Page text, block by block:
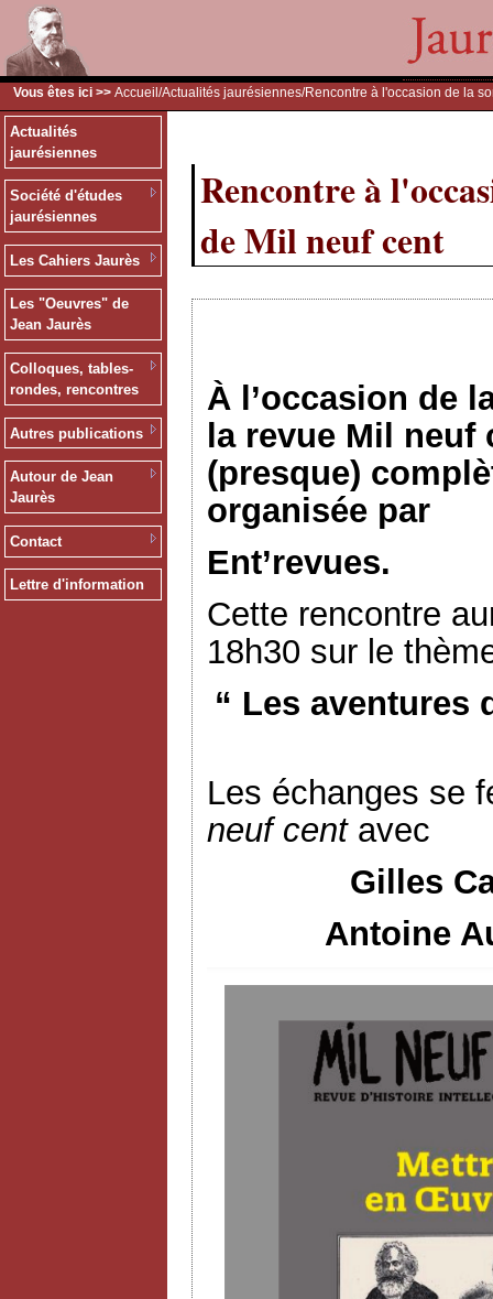
Vous êtes ici >> Accueil /Actualités jaurésiennes/Rencontre à l'occasion de la
Actualités
jaurésiennes
Société d'études
jaurésiennes
Les Cahiers Jaurès
Les "Oeuvres" de
Jean Jaurès
Colloques, tables-
rondes, rencontres
Autres publications
Autour de Jean
Jaurès
Contact
Lettre d'information
Rencontre à
de Mil neuf cent
À l’occasion de
la revue Mil
(presque)
organisée par
Ent’revues.
Cette rencontre
18h30 sur le
“ Les aventures
Les échanges se
neuf centavec
Gilles
Antoine